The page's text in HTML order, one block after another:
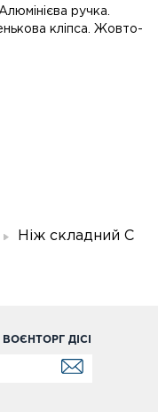
ручка.
кліпса. Жовто-
Ніж складний C
ДІСІ